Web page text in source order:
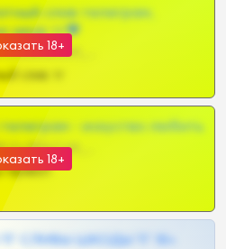
18+
слив телеграм,
шкур тг❤
слив тг
18+
- искуство любить
приват
СЛИВЫ ШКОДЫ ТГ 18+